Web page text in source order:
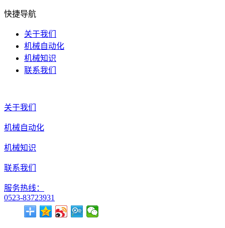
快捷导航
关于我们
机械自动化
机械知识
联系我们
关于我们
机械自动化
机械知识
联系我们
服务热线：
0523-83723931